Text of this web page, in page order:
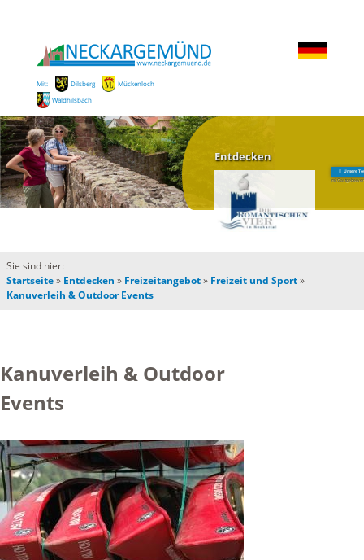
Mit: Dilsberg
Mückenloch
Waldhilsbach
Entdecken
Unsere
mit
Sie sind hier:
Startseite» Entdecken » Freizeitangebot» Freizeit und Sport»
Kanuverleih & Outdoor Events
Kanuverleih & Outdoor
Events